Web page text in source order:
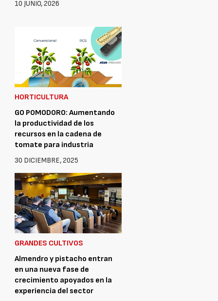
10 JUNIO, 2026
HORTICULTURA
GO POMODORO: Aumentando
la productividad de los
recursos en la cadena de
tomate para industria
30 DICIEMBRE, 2025
GRANDES CULTIVOS
Almendro y pistacho entran
en una nueva fase de
crecimiento apoyados en la
experiencia del sector